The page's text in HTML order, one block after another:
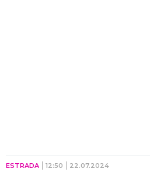
ESTRADA 12:50 22.07.2024